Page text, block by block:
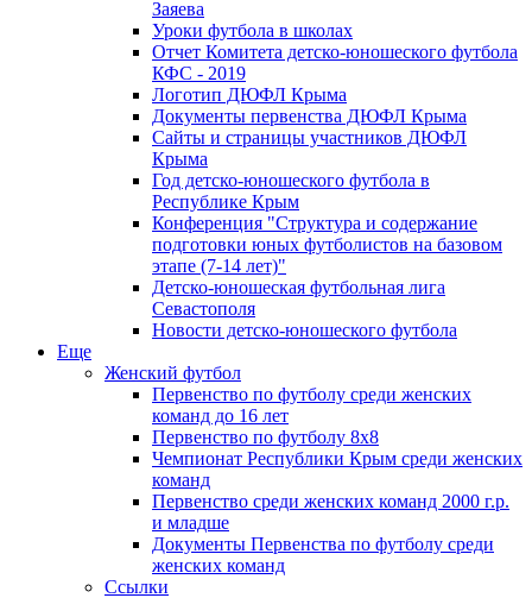
Заяева
Уроки футбола в школах
Отчет Комитета детско-юношеского футбола
КФС - 2019
Логотип ДЮФЛ Крыма
Документы первенства ДЮФЛ Крыма
Сайты и страницы участников ДЮФЛ
Крыма
Год детско-юношеского футбола в
Республике Крым
Конференция "Структура и содержание
подготовки юных футболистов на базовом
этапе (7-14 лет)"
Детско-юношеская футбольная лига
Севастополя
Новости детско-юношеского футбола
Еще
Женский футбол
Первенство по футболу среди женских
команд до 16 лет
Первенство по футболу 8х8
Чемпионат Республики Крым среди женских
команд
Первенство среди женских команд 2000 г.р.
и младше
Документы Первенства по футболу среди
женских команд
Ссылки